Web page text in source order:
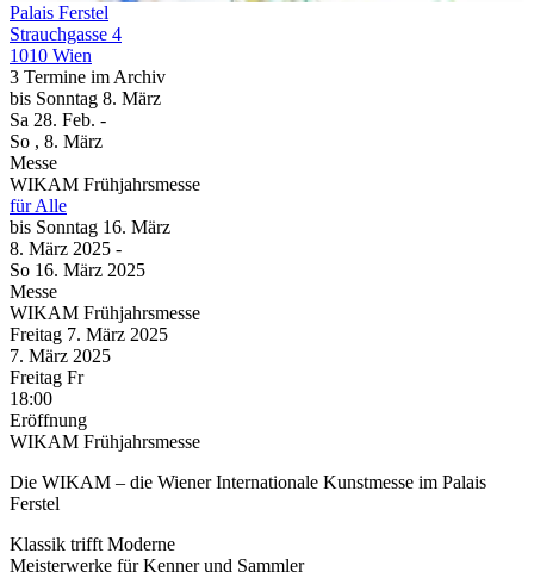
Palais Ferstel
Strauchgasse 4
1010 Wien
3 Termine im Archiv
bis Sonntag 8. März
Sa 28. Feb. -
So , 8. März
Messe
WIKAM Frühjahrsmesse
für Alle
bis Sonntag 16. März
8. März 2025 -
So 16. März 2025
Messe
WIKAM Frühjahrsmesse
Freitag 7. März 2025
7. März 2025
Freitag Fr
18:00
Eröffnung
WIKAM Frühjahrsmesse
Die WIKAM – die Wiener Internationale Kunstmesse im Palais
Ferstel
Klassik trifft Moderne
Meisterwerke für Kenner und Sammler